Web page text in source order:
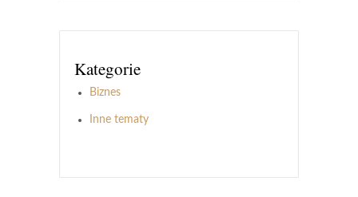
Kategorie
Biznes
Inne tematy